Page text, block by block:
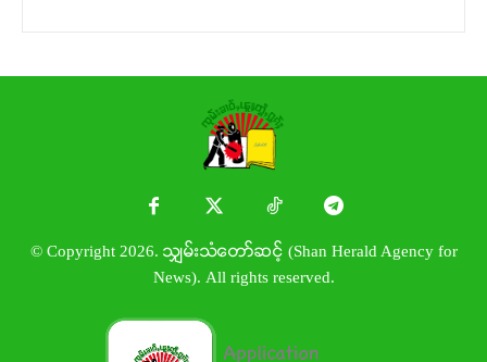
© Copyright 2026. သျှမ်းသံတော်ဆင့် (Shan Herald Agency for
News). All rights reserved.